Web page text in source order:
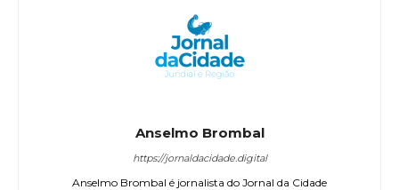
Anselmo Brombal
https://jornaldacidade.digital
Anselmo Brombal é jornalista do Jornal da Cidade